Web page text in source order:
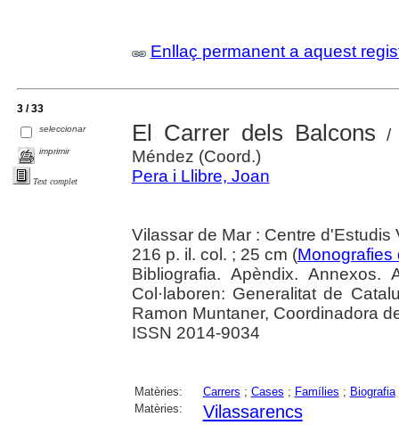
Enllaç permanent a aquest
3 / 33
seleccionar
imprimir
Text complet
El Carrer dels Balcons /
Méndez (Coord.)
Pera i Llibre, Joan
Vilassar de Mar : Centre d'Estudis
216 p. il. col. ; 25 cm (Monografies
Bibliografia. Apèndix.
Col·laboren: Generalitat de
Ramon Muntaner, Coordinadora
ISSN 2014-9034
Matèries: Carrers ; Cases ; Famílies ; Biografia
Matèries:
Vilassarencs